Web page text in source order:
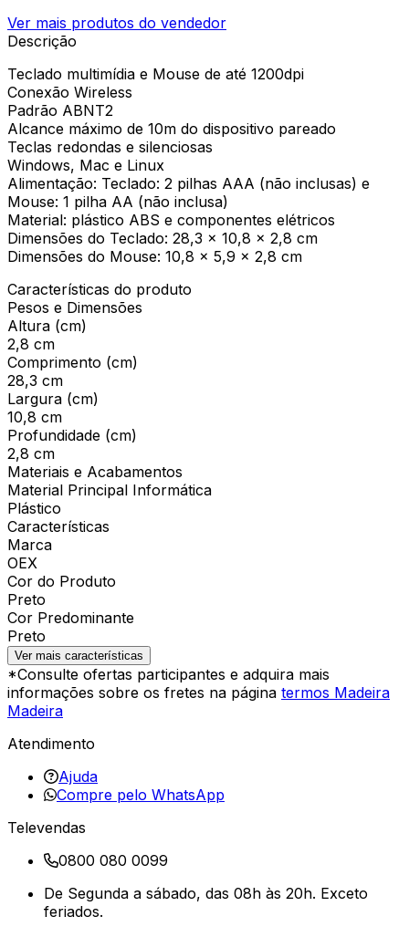
Ver mais produtos do vendedor
Descrição
Teclado multimídia e Mouse de até 1200dpi
Conexão Wireless
Padrão ABNT2
Alcance máximo de 10m do dispositivo pareado
Teclas redondas e silenciosas
Windows, Mac e Linux
Alimentação: Teclado: 2 pilhas AAA (não inclusas) e
Mouse: 1 pilha AA (não inclusa)
Material: plástico ABS e componentes elétricos
Dimensões do Teclado: 28,3 x 10,8 x 2,8 cm
Dimensões do Mouse: 10,8 x 5,9 x 2,8 cm
Características do produto
Pesos e Dimensões
Altura (cm)
2,8 cm
Comprimento (cm)
28,3 cm
Largura (cm)
10,8 cm
Profundidade (cm)
2,8 cm
Materiais e Acabamentos
Material Principal Informática
Plástico
Características
Marca
OEX
Cor do Produto
Preto
Cor Predominante
Preto
Ver mais características
*Consulte ofertas participantes e adquira mais
informações sobre os fretes na página termos Madeira
Madeira
Atendimento
Ajuda
Compre pelo WhatsApp
Televendas
0800 080 0099
De Segunda a sábado, das 08h às 20h. Exceto
feriados.